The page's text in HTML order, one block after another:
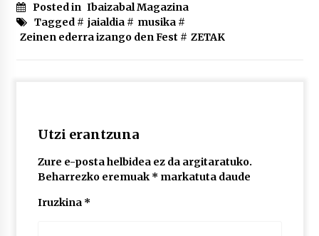
2026/07/03
MUSIBLA #297: Bide, Boards Of Canada, Somak,
Posted in Ibaizabal Magazina
Tagged # jaialdia# musika#
Zeinen ederra izango den Fest # ZETAK
Utzi erantzuna
Zure e-posta helbidea ez da argitaratuko.
Beharrezko eremuak * markatuta daude
Iruzkina *